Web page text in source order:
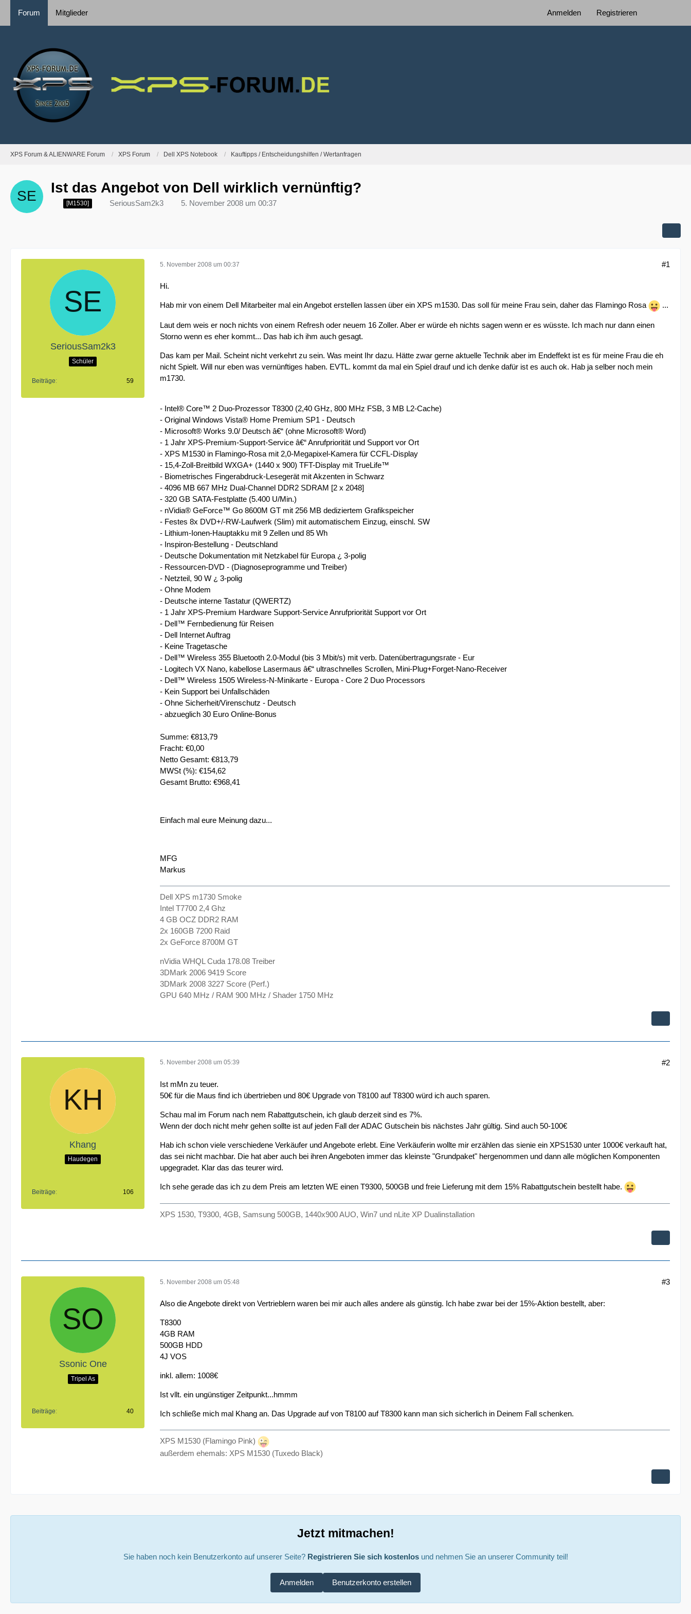
Forum Mitglieder Anmelden Registrieren
XPS Forum & ALIENWARE Forum XPS Forum Dell XPS Notebook Kauftipps / Entscheidungshilfen / Wertanfragen
Ist das Angebot von Dell wirklich vernünftig?
[M1530] SeriousSam2k3 5. November 2008 um 00:37
SeriousSam2k3
Schüler
Beiträge 59
5. November 2008 um 00:37 #1
Hi.
Hab mir von einem Dell Mitarbeiter mal ein Angebot erstellen lassen über ein XPS m1530. Das soll für meine Frau sein, daher das Flamingo Rosa ...
Laut dem weis er noch nichts von einem Refresh oder neuem 16 Zoller. Aber er würde eh nichts sagen wenn er es wüsste. Ich mach nur dann einen
Storno wenn es eher kommt... Das hab ich ihm auch gesagt.
Das kam per Mail. Scheint nicht verkehrt zu sein. Was meint Ihr dazu. Hätte zwar gerne aktuelle Technik aber im Endeffekt ist es für meine Frau die eh
nicht Spielt. Will nur eben was vernünftiges haben. EVTL. kommt da mal ein Spiel drauf und ich denke dafür ist es auch ok. Hab ja selber noch mein
m1730.
- Intel® Core™ 2 Duo-Prozessor T8300 (2,40 GHz, 800 MHz FSB, 3 MB L2-Cache)
- Original Windows Vista® Home Premium SP1 - Deutsch
- Microsoft® Works 9.0/ Deutsch â€“ (ohne Microsoft® Word)
- 1 Jahr XPS-Premium-Support-Service â€“ Anrufpriorität und Support vor Ort
- XPS M1530 in Flamingo-Rosa mit 2,0-Megapixel-Kamera für CCFL-Display
- 15,4-Zoll-Breitbild WXGA+ (1440 x 900) TFT-Display mit TrueLife™
- Biometrisches Fingerabdruck-Lesegerät mit Akzenten in Schwarz
- 4096 MB 667 MHz Dual-Channel DDR2 SDRAM [2 x 2048]
- 320 GB SATA-Festplatte (5.400 U/Min.)
- nVidia® GeForce™ Go 8600M GT mit 256 MB dediziertem Grafikspeicher
- Festes 8x DVD+/-RW-Laufwerk (Slim) mit automatischem Einzug, einschl. SW
- Lithium-Ionen-Hauptakku mit 9 Zellen und 85 Wh
- Inspiron-Bestellung - Deutschland
- Deutsche Dokumentation mit Netzkabel für Europa ¿ 3-polig
- Ressourcen-DVD - (Diagnoseprogramme und Treiber)
- Netzteil, 90 W ¿ 3-polig
- Ohne Modem
- Deutsche interne Tastatur (QWERTZ)
- 1 Jahr XPS-Premium Hardware Support-Service Anrufpriorität Support vor Ort
- Dell™ Fernbedienung für Reisen
- Dell Internet Auftrag
- Keine Tragetasche
- Dell™ Wireless 355 Bluetooth 2.0-Modul (bis 3 Mbit/s) mit verb. Datenübertragungsrate - Eur
- Logitech VX Nano, kabellose Lasermaus â€“ ultraschnelles Scrollen, Mini-Plug+Forget-Nano-Receiver
- Dell™ Wireless 1505 Wireless-N-Minikarte - Europa - Core 2 Duo Processors
- Kein Support bei Unfallschäden
- Ohne Sicherheit/Virenschutz - Deutsch
- abzueglich 30 Euro Online-Bonus
Summe: €813,79
Fracht: €0,00
Netto Gesamt: €813,79
MWSt (%): €154,62
Gesamt Brutto: €968,41
Einfach mal eure Meinung dazu...
MFG
Markus
Dell XPS m1730 Smoke
Intel T7700 2,4 Ghz
4 GB OCZ DDR2 RAM
2x 160GB 7200 Raid
2x GeForce 8700M GT
nVidia WHQL Cuda 178.08 Treiber
3DMark 2006 9419 Score
3DMark 2008 3227 Score (Perf.)
GPU 640 MHz / RAM 900 MHz / Shader 1750 MHz
Khang
Haudegen
Beiträge 106
5. November 2008 um 05:39 #2
Ist mMn zu teuer.
50€ für die Maus find ich übertrieben und 80€ Upgrade von T8100 auf T8300 würd ich auch sparen.
Schau mal im Forum nach nem Rabattgutschein, ich glaub derzeit sind es 7%.
Wenn der doch nicht mehr gehen sollte ist auf jeden Fall der ADAC Gutschein bis nächstes Jahr gültig. Sind auch 50-100€
Hab ich schon viele verschiedene Verkäufer und Angebote erlebt. Eine Verkäuferin wollte mir erzählen das sienie ein XPS1530 unter 1000€ verkauft hat,
das sei nicht machbar. Die hat aber auch bei ihren Angeboten immer das kleinste "Grundpaket" hergenommen und dann alle möglichen Komponenten
upgegradet. Klar das das teurer wird.
Ich sehe gerade das ich zu dem Preis am letzten WE einen T9300, 500GB und freie Lieferung mit dem 15% Rabattgutschein bestellt habe.
XPS 1530, T9300, 4GB, Samsung 500GB, 1440x900 AUO, Win7 und nLite XP Dualinstallation
Ssonic One
Tripel As
Beiträge 40
5. November 2008 um 05:48 #3
Also die Angebote direkt von Vertrieblern waren bei mir auch alles andere als günstig. Ich habe zwar bei der 15%-Aktion bestellt, aber:
T8300
4GB RAM
500GB HDD
4J VOS
inkl. allem: 1008€
Ist vllt. ein ungünstiger Zeitpunkt...hmmm
Ich schließe mich mal Khang an. Das Upgrade auf von T8100 auf T8300 kann man sich sicherlich in Deinem Fall schenken.
XPS M1530 (Flamingo Pink)
außerdem ehemals: XPS M1530 (Tuxedo Black)
Jetzt mitmachen!
Sie haben noch kein Benutzerkonto auf unserer Seite? Registrieren Sie sich kostenlosund nehmen Sie an unserer Community teil!
Benutzerkonto erstellen
Anmelden